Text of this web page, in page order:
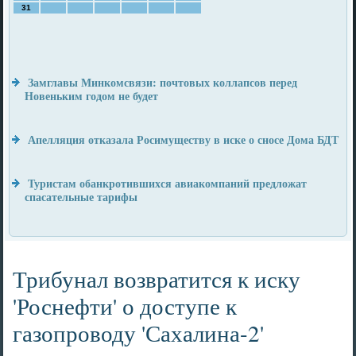
31
Замглавы Минкомсвязи: почтовых коллапсов перед
Новеньким годом не будет
Апелляция отказала Росимуществу в иске о сносе Дома БДТ
Туристам обанкротившихся авиакомпаний предложат
спасательные тарифы
Трибунал возвратится к иску
'Роснефти' о доступе к
газопроводу 'Сахалина-2'